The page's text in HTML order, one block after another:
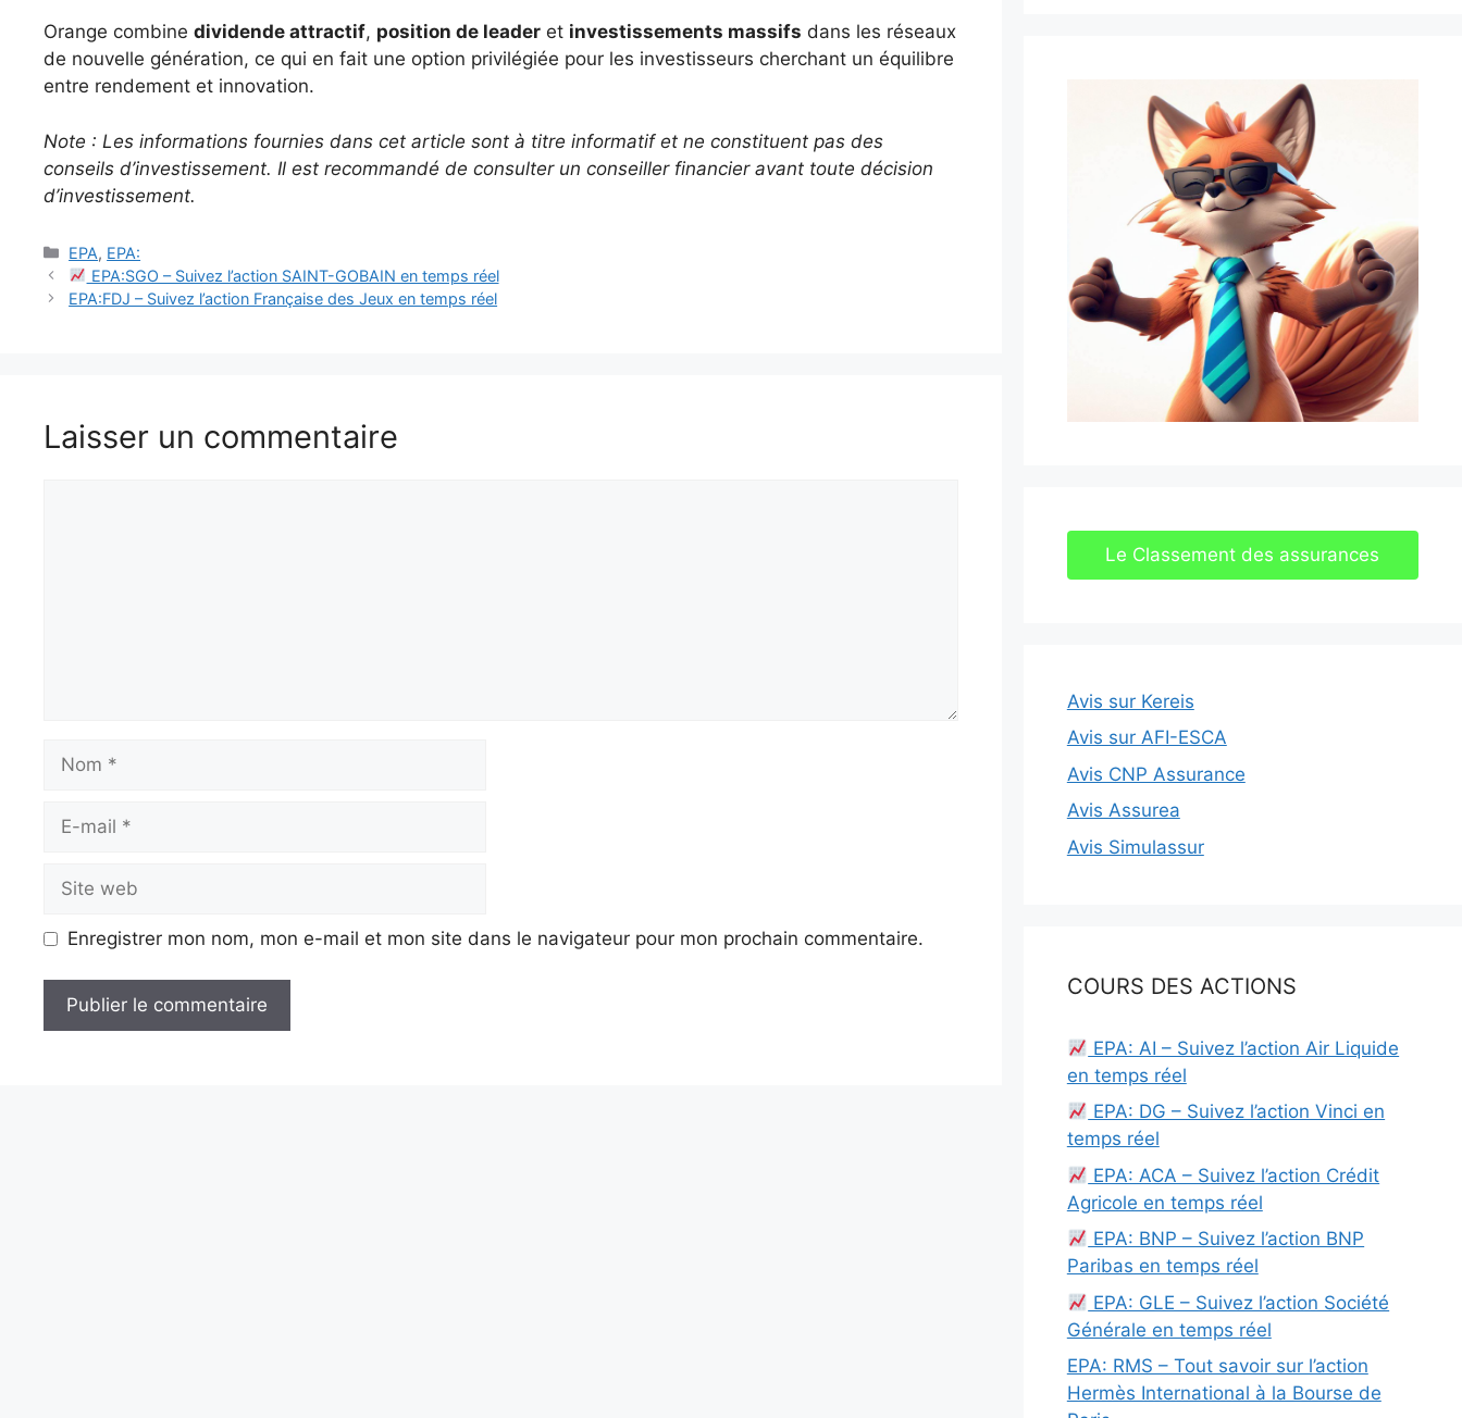
Orange combine dividende attractif, position de leader et investissements massifs dans les réseaux
de nouvelle génération, ce qui en fait une option privilégiée pour les investisseurs cherchant un équilibre
entre rendement et innovation.
Note : Les informations fournies dans cet article sont à titre informatif et ne constituent pas des
conseils d’investissement. Il est recommandé de consulter un conseiller financier avant toute décision
d’investissement.
Catégories
EPA, EPA:
EPA:SGO – Suivez l’action SAINT-GOBAIN en temps réel
EPA:FDJ – Suivez l’action Française des Jeux en temps réel
Laisser un commentaire
mail
web
Enregistrer mon nom, mon e-mail et mon site dans le navigateur pour mon prochain commentaire.
Le Classement des assurances
Avis sur Kereis
Avis sur AFI-ESCA
Avis CNP Assurance
Avis Assurea
Avis Simulassur
COURS DES ACTIONS
EPA: AI – Suivez l’action Air Liquide
en temps réel
EPA: DG – Suivez l’action Vinci en
temps réel
EPA: ACA – Suivez l’action Crédit
Agricole en temps réel
EPA: BNP – Suivez l’action BNP
Paribas en temps réel
EPA: GLE – Suivez l’action Société
Générale en temps réel
EPA: RMS – Tout savoir sur l’action
Hermès International à la Bourse de